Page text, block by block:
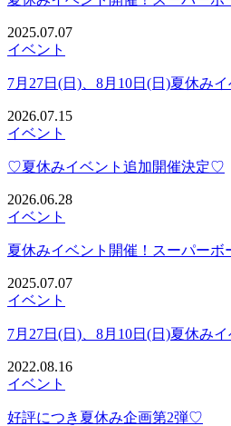
2025.07.07
イベント
7月27日(日)、8月10日(日)夏休み
2026.07.15
イベント
♡夏休みイベント追加開催決定♡
2026.06.28
イベント
夏休みイベント開催！スーパーボ
2025.07.07
イベント
7月27日(日)、8月10日(日)夏休み
2022.08.16
イベント
好評につき夏休み企画第2弾♡